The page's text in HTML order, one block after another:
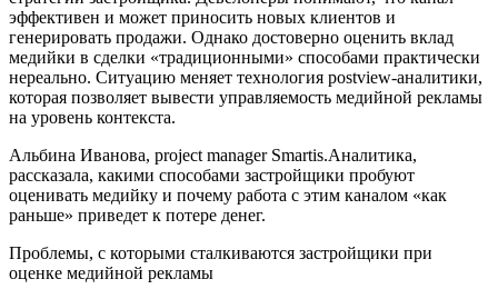
эффективен и может приносить новых клиентов и
генерировать продажи. Однако достоверно оценить вклад
медийки в сделки «традиционными» способами практически
нереально. Ситуацию меняет технология postview-аналитики,
которая позволяет вывести управляемость медийной рекламы
на уровень контекста.
Альбина Иванова, project manager Smartis.Аналитика,
рассказала, какими способами застройщики пробуют
оценивать медийку и почему работа с этим каналом «как
раньше» приведет к потере денег.
Проблемы, с которыми сталкиваются застройщики при
оценке медийной рекламы